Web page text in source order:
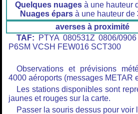
Quelques nuages à une hauteur
Nuages éparsà une hauteur de
averses à proximité
TAF: PTYA 080531Z 0806/
P6SM VCSH FEW016 SCT300
Observations et prévisions
4000 aéroports (messages METAR
Les stations disponibles sont
jaunes et rouges sur la carte.
Passer la souris dessus pour voir